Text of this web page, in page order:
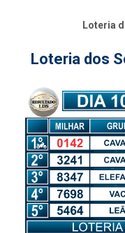
Loteria
Loteria dos